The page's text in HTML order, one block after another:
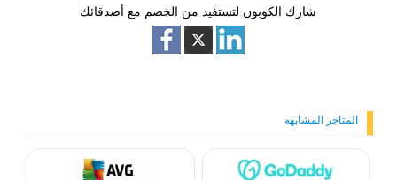
شارك الكوبون لتستفيد من الخصم مع أصدقائك
المتاجر المشابهه